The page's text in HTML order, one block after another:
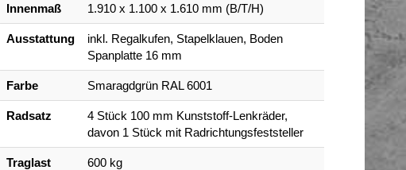
Innenmaß 1.910 x 1.100 x 1.610 mm (B/T/H)
Ausstattung
inkl. Regalkufen, Stapelklauen, Boden
Spanplatte 16 mm
Farbe Smaragdgrün RAL 6001
Radsatz
4 Stück 100 mm Kunststoff-Lenkräder,
davon 1 Stück mit Radrichtungsfeststeller
Traglast 600 kg